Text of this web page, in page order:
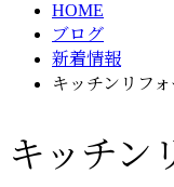
HOME
ブログ
新着情報
キッチンリフ
キッチン